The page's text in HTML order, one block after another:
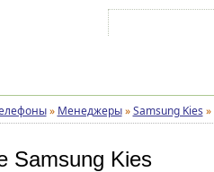
» Менеджеры » Samsung Kies »
Samsung Kies